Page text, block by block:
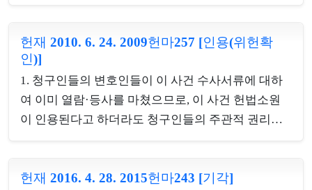
성·명확성의 요건이 완화되어야 할 것이다. 또한 위
임조항 자체에서 위임의 구체적 범위를 명백히 규정
하고 있지 않다고 하더라도 당해 법률의 전반적 체계
와 관련규정에 비...
을 달성하기 위하여 효과적이고 적절한 방법의 하나
라고 할 수 있다. 또한 학교환경위생정화위원회의 심
의를 거쳐 학습과 학교보건위생에 나쁜 영향을 주지
않는다고 인정하는 경우에는 상대정화구역 안에서의
여관시설과 영업이 허용되며, 사전에 여관시설과 영
의 원칙에도 부합될 뿐 아니라, 여관시설과 영업을 금
헌재 2010. 6. 24. 2009헌마257 [인용(위헌확
인)]
1. 청구인들의 변호인들이 이 사건 수사서류에 대하
여 이미 열람·등사를 마쳤으므로, 이 사건 헌법소원
이 인용된다고 하더라도 청구인들의 주관적 권리구
제기 후 검사가 보관하고 있는 수사서류 등에 대하여
헌재 2016. 4. 28. 2015헌마243 [기각]